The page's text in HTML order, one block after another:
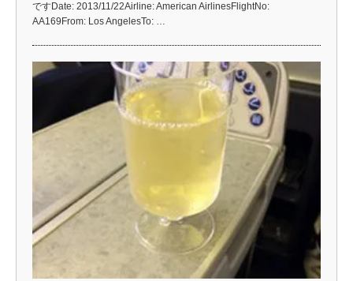
ですDate: 2013/11/22Airline: American AirlinesFlightNo:
AA169From: Los AngelesTo: …